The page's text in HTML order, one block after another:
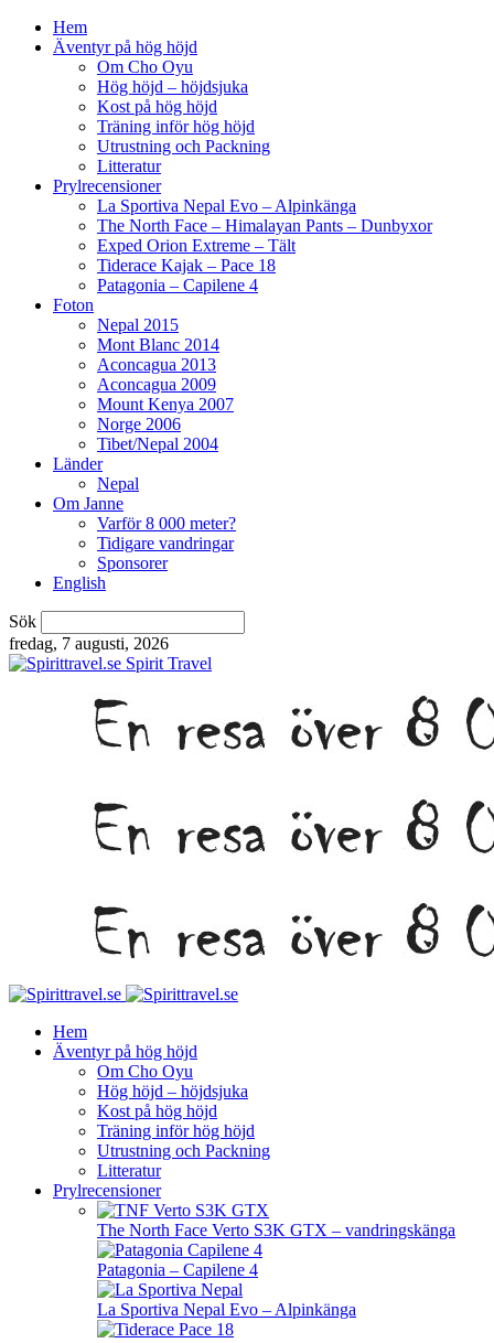
Hem
Äventyr på hög höjd
Om Cho Oyu
Hög höjd – höjdsjuka
Kost på hög höjd
Träning inför hög höjd
Utrustning och Packning
Litteratur
Prylrecensioner
La Sportiva Nepal Evo – Alpinkänga
The North Face – Himalayan Pants – Dunbyxor
Exped Orion Extreme – Tält
Tiderace Kajak – Pace 18
Patagonia – Capilene 4
Foton
Nepal 2015
Mont Blanc 2014
Aconcagua 2013
Aconcagua 2009
Mount Kenya 2007
Norge 2006
Tibet/Nepal 2004
Länder
Nepal
Om Janne
Varför 8 000 meter?
Tidigare vandringar
Sponsorer
English
Sök
fredag, 7 augusti, 2026
Spirit Travel
Hem
Äventyr på hög höjd
Om Cho Oyu
Hög höjd – höjdsjuka
Kost på hög höjd
Träning inför hög höjd
Utrustning och Packning
Litteratur
Prylrecensioner
The North Face Verto S3K GTX – vandringskänga
Patagonia – Capilene 4
La Sportiva Nepal Evo – Alpinkänga